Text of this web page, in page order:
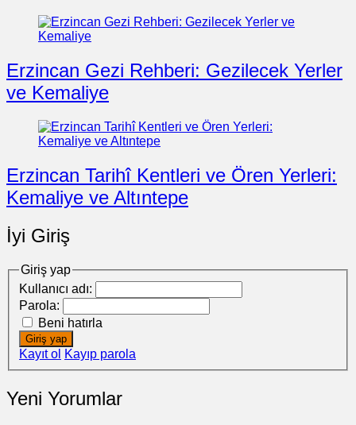
Erzincan Gezi Rehberi: Gezilecek Yerler
ve Kemaliye
Erzincan Tarihî Kentleri ve Ören Yerleri:
Kemaliye ve Altıntepe
İyi Giriş
Giriş yap
Kullanıcı adı:
Parola:
Beni hatırla
Giriş yap
Kayıt ol Kayıp parola
Yeni Yorumlar